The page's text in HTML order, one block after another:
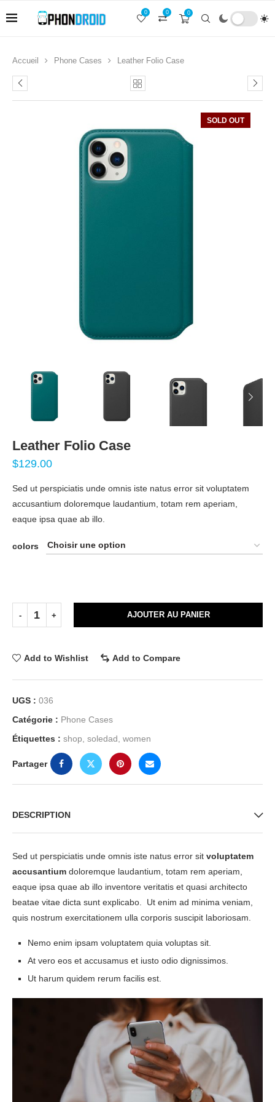
0
0
0
Accueil Phone Cases Leather Folio Case
SOLD OUT
Leather Folio Case
$129.00
Sed ut perspiciatis unde omnis iste natus error sit voluptatem
accusantium doloremque laudantium, totam rem aperiam,
eaque ipsa quae ab illo.
colors
AJOUTER AU PANIER
Add to Wishlist Add to Compare
UGS : 036
Catégorie : Phone Cases
Étiquettes : shop soledad women
Partager
DESCRIPTION
Sed ut perspiciatis unde omnis iste natus error sit voluptatem
accusantium doloremque laudantium, totam rem aperiam,
eaque ipsa quae ab illo inventore veritatis et quasi architecto
beatae vitae dicta sunt explicabo. Ut enim ad minima veniam,
quis nostrum exercitationem ulla corporis suscipit laboriosam.
Nemo enim ipsam voluptatem quia voluptas sit.
At vero eos et accusamus et iusto odio dignissimos.
Ut harum quidem rerum facilis est.